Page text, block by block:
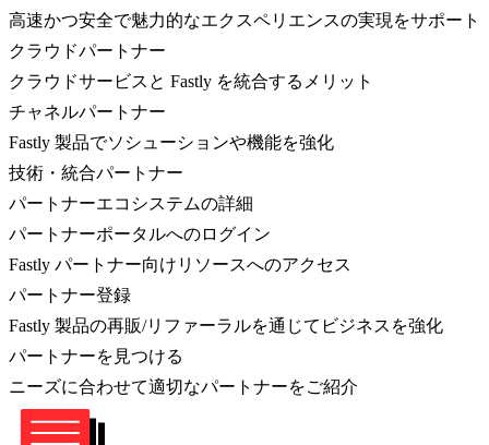
高速かつ安全で魅力的なエクスペリエンスの実現をサポート
クラウドパートナー
クラウドサービスと Fastly を統合するメリット
チャネルパートナー
Fastly 製品でソシューションや機能を強化
技術・統合パートナー
パートナーエコシステムの詳細
パートナーポータルへのログイン
Fastly パートナー向けリソースへのアクセス
パートナー登録
Fastly 製品の再販/リファーラルを通じてビジネスを強化
パートナーを見つける
ニーズに合わせて適切なパートナーをご紹介